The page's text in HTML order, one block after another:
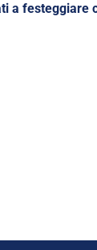
a festeggiare